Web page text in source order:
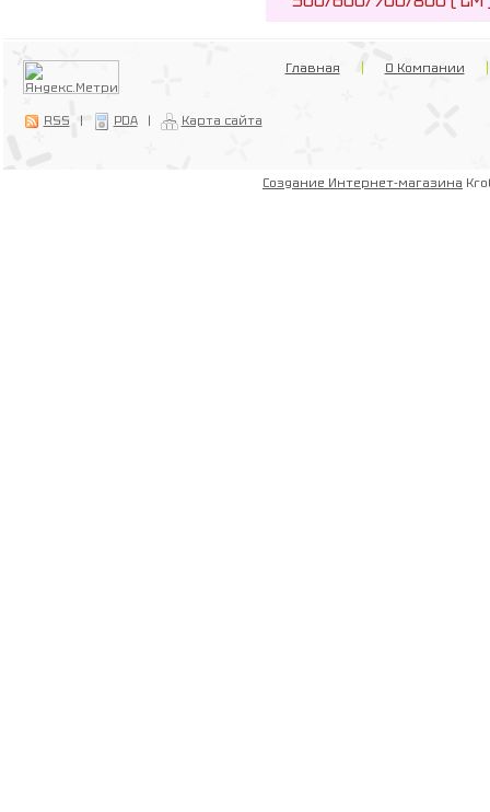
RSS | PDA | Карта сайта
Главная О Компании
Создание Интернет-магазина